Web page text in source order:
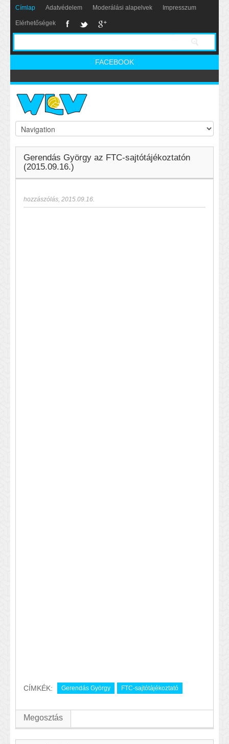
Címlap Adatvédelem Moderálási alapelvek Impresszum
Elérhetőségek
FACEBOOK
Gerendás György az FTC-sajtótájékoztatón
(2015.09.16.)
hozzászólás, 2015.09.16.
CÍMKÉK: Gerendás György FTC-sajtótájékoztató
Megosztás